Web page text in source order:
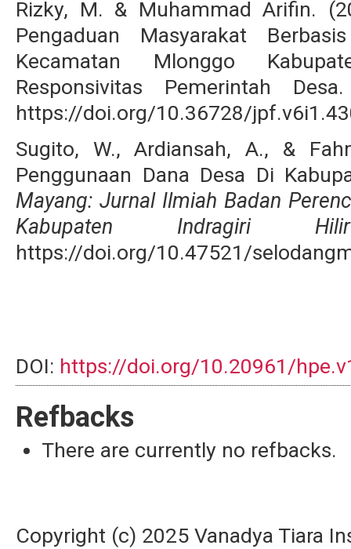
Rizky, M. & Muhammad Arifin.
Pengaduan Masyarakat
Kecamatan Mlonggo
Responsivitas Pemerintah
https://doi.org/10.36728/
Sugito, W., Ardiansah, A., &
Penggunaan Dana Desa Di
Mayang: Jurnal Ilmiah Badan
Kabupaten Indragiri Hilir
https://doi.org/10.47521/
DOI: https://doi.org/10.20961/
Refbacks
There are currently no refbacks.
Copyright (c) 2025 Vanadya Tiara